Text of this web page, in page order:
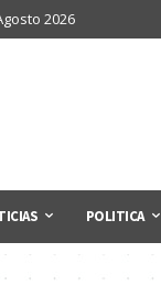
2026
POLITICA